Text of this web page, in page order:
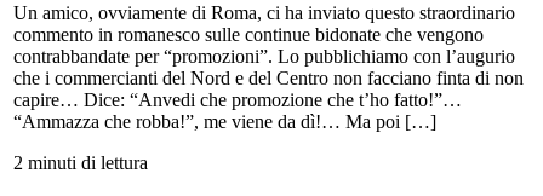
Un amico, ovviamente di Roma, ci ha inviato questo straordinario
commento in romanesco sulle continue bidonate che vengono
contrabbandate per “promozioni”. Lo pubblichiamo con l’augurio
che i commercianti del Nord e del Centro non facciano finta di non
capire… Dice: “Anvedi che promozione che t’ho fatto!”…
“Ammazza che robba!”, me viene da dì!… Ma poi […]
2 minuti di lettura